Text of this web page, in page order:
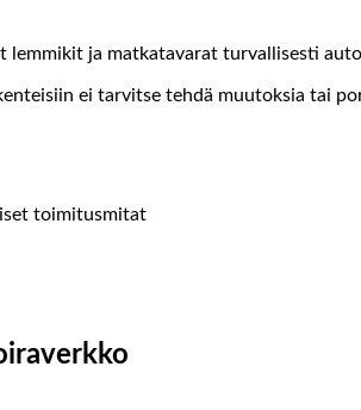
ja matkatavarat turvallisesti
ei tarvitse tehdä muutoksia tai
toimitusmitat